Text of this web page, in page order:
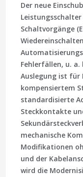
Der neue
Schaltvorgänge
Fehlerfällen, u. a.
Auslegung ist
kompensiertem
standardisierte
Steckkontakte
mechanische
Modifikationen
und der
wird die